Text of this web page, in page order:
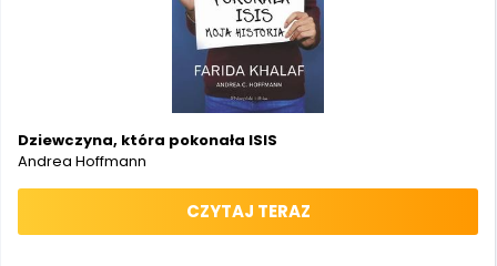
Dziewczyna, która pokonała ISIS
Andrea Hoffmann
CZYTAJ TERAZ